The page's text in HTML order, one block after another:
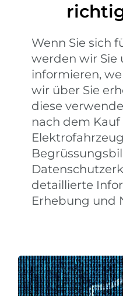
Wenn Sie sich
werden wir Sie
informieren,
wir über Sie
diese
nach dem Kauf
detaillierte
Erhebung und